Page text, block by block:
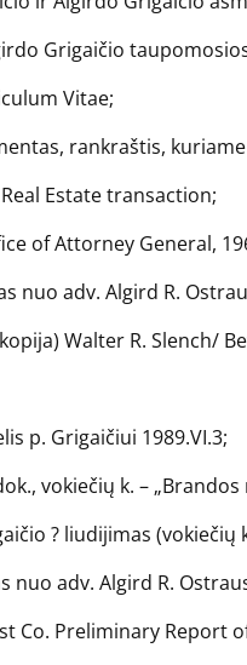
Grigaičio
Vitae;
rankraštis,
Estate transaction;
of Attorney General,
nuo adv. Algird R.
Walter R. Slench/
p. Grigaičiui 1989.VI.3;
vokiečių k. –
? liudijimas (vokiečių
nuo adv. Algird R.
Co. Preliminary Report